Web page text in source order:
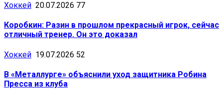
Хоккей 20.07.2026 77
Коробкин: Разин в прошлом прекрасный игрок, сейчас
отличный тренер. Он это доказал
Хоккей 19.07.2026 52
В «Металлурге» объяснили уход защитника Робина
Пресса из клуба